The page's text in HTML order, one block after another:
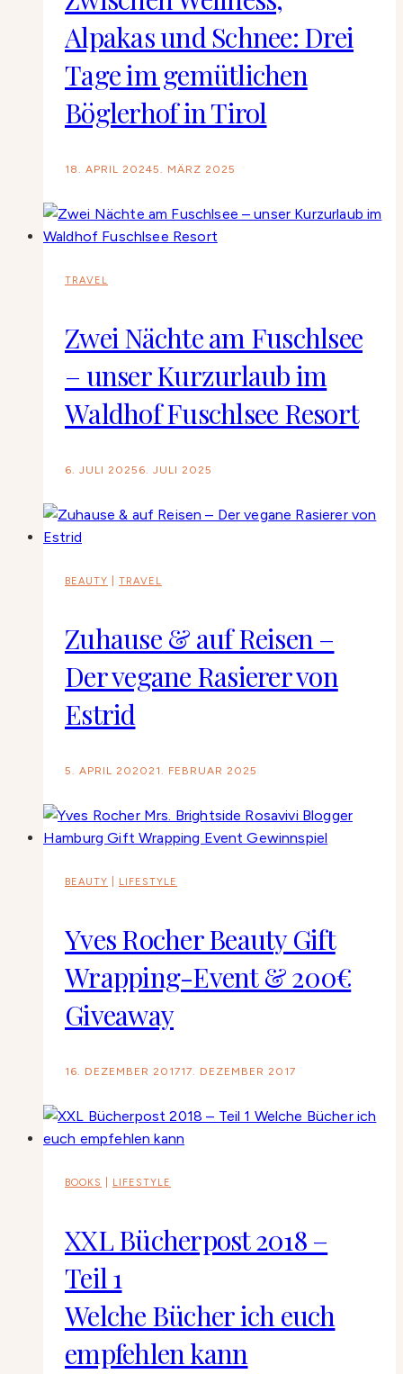
Alpakas und Schnee: Drei
Tage im gemütlichen
Böglerhof in Tirol
18. APRIL 20245. MÄRZ 2025
TRAVEL
Zwei Nächte am Fuschlsee
– unser Kurzurlaub im
Waldhof Fuschlsee Resort
6. JULI 2025 6. JULI 2025
BEAUTY TRAVEL
Zuhause & auf Reisen –
Der vegane Rasierer von
Estrid
5. APRIL 2020 21. FEBRUAR 2025
BEAUTY LIFESTYLE
Yves Rocher Beauty Gift
Wrapping-Event & 200€
Giveaway
16. DEZEMBER 201717. DEZEMBER 2017
BOOKS LIFESTYLE
XXL Bücherpost 2018 –
Teil 1
Welche Bücher ich euch
empfehlen kann